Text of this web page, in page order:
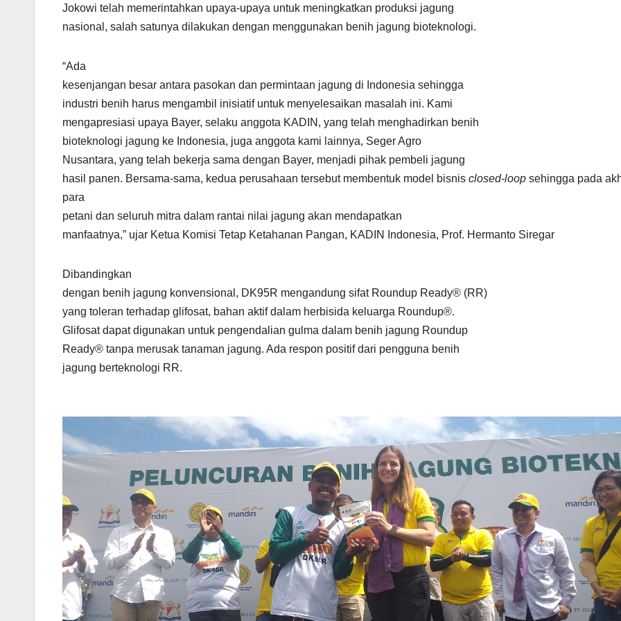
Jokowi telah memerintahkan upaya-upaya untuk meningkatkan produksi jagung
nasional, salah satunya dilakukan dengan menggunakan benih jagung bioteknologi.
“Ada
kesenjangan besar antara pasokan dan permintaan jagung di Indonesia sehingga
industri benih harus mengambil inisiatif untuk menyelesaikan masalah ini. Kami
mengapresiasi upaya Bayer, selaku anggota KADIN, yang telah menghadirkan benih
bioteknologi jagung ke Indonesia, juga anggota kami lainnya, Seger Agro
Nusantara, yang telah bekerja sama dengan Bayer, menjadi pihak pembeli jagung
hasil panen. Bersama-sama, kedua perusahaan tersebut membentuk model bisnis closed-loop sehingga pada
para
petani dan seluruh mitra dalam rantai nilai jagung akan mendapatkan
manfaatnya,” ujar Ketua Komisi Tetap Ketahanan Pangan, KADIN Indonesia, Prof. Hermanto Siregar
Dibandingkan
dengan benih jagung konvensional, DK95R mengandung sifat Roundup Ready® (RR)
yang toleran terhadap glifosat, bahan aktif dalam herbisida keluarga Roundup®.
Glifosat dapat digunakan untuk pengendalian gulma dalam benih jagung Roundup
Ready® tanpa merusak tanaman jagung. Ada respon positif dari pengguna benih
jagung berteknologi RR.